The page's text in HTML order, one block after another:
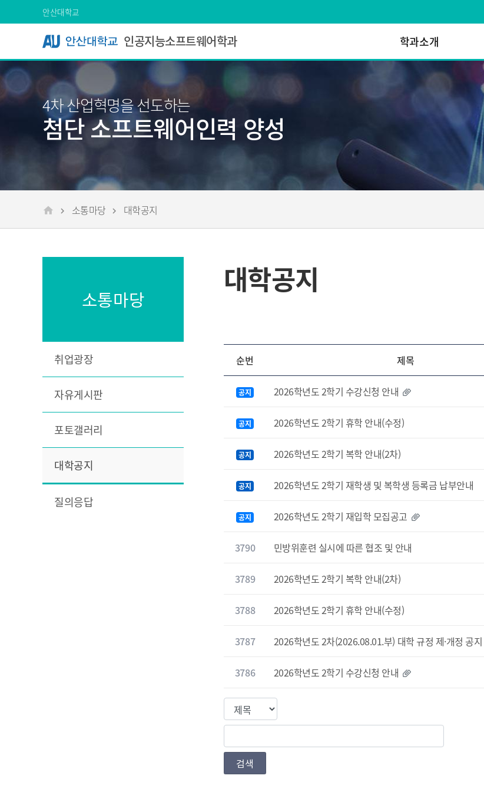
Skip Menu
안산대학교
인공지능소프트웨어학과 학과소개
4차 산업혁명을 선도하는
첨단 소프트웨어인력 양성
메인 소통마당 대학공지
소통마당
취업광장
자유게시판
포토갤러리
대학공지
질의응답
대학공지
순번 제목
공지 2026학년도 2학기 수강신청 안내
공지 2026학년도 2학기 휴학 안내(수정)
공지 2026학년도 2학기 복학 안내(2차)
공지 2026학년도 2학기 재학생 및 복학생 등록금 납부안내
공지 2026학년도 2학기 재입학 모집공고
3790 민방위훈련 실시에 따른 협조 및 안내
3789 2026학년도 2학기 복학 안내(2차)
3788 2026학년도 2학기 휴학 안내(수정)
3787 2026학년도 2차(2026.08.01.부) 대학 규정 제·개정 공지
3786 2026학년도 2학기 수강신청 안내
검색조건
검색값
검색